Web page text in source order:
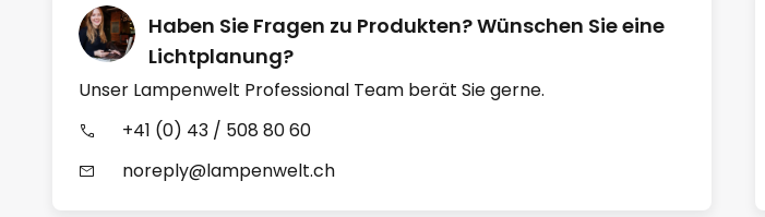
Haben Sie Fragen zu Produkten? Wünschen Sie eine
Lichtplanung?
Unser Lampenwelt Professional Team berät Sie gerne.
+41 (0) 43 / 508 80 60
noreply@lampenwelt.ch